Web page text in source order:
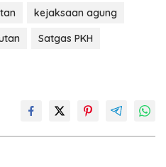
kejaksaan agung
Satgas PKH